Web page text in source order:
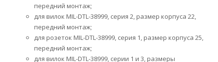
передний монтаж;
для вилок MIL-DTL-38999, серия 2, размер корпуса 22,
передний монтаж;
для розеток MIL-DTL-38999, серия 1, размер корпуса 25,
передний монтаж;
для вилок MIL-DTL-38999, серии 1 и 3, размеры